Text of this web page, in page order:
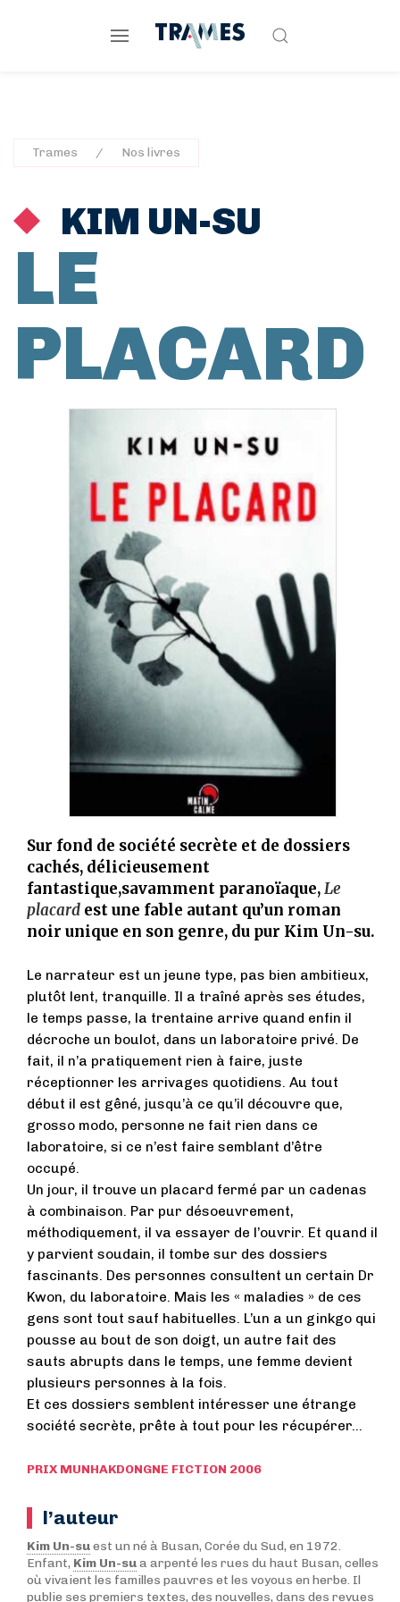
Trames Nos livres
KIM UN-SU
LE
PLACARD
Sur fond de société secrète et de dossiers
cachés, délicieusement
fantastique,savamment paranoïaque,Le
placard est une fable autant qu’un roman
noir unique en son genre, du pur Kim Un-su.
Le narrateur est un jeune type, pas bien ambitieux,
plutôt lent, tranquille. Il a traîné après ses études,
le temps passe, la trentaine arrive quand enfin il
décroche un boulot, dans un laboratoire privé. De
fait, il n’a pratiquement rien à faire, juste
réceptionner les arrivages quotidiens. Au tout
début il est gêné, jusqu’à ce qu’il découvre que,
grosso modo, personne ne fait rien dans ce
laboratoire, si ce n’est faire semblant d’être
occupé.
Un jour, il trouve un placard fermé par un cadenas
à combinaison. Par pur désoeuvrement,
méthodiquement, il va essayer de l’ouvrir. Et quand il
y parvient soudain, il tombe sur des dossiers
fascinants. Des personnes consultent un certain Dr
Kwon, du laboratoire. Mais les « maladies » de ces
gens sont tout sauf habituelles. L’un a un ginkgo qui
pousse au bout de son doigt, un autre fait des
sauts abrupts dans le temps, une femme devient
plusieurs personnes à la fois.
Et ces dossiers semblent intéresser une étrange
société secrète, prête à tout pour les récupérer…
PRIX MUNHAKDONGNE FICTION 2006
l’auteur
Kim Un-suest un né à Busan, Corée du Sud, en 1972.
Enfant, Kim Un-sua arpenté les rues du haut Busan, celles
où vivaient les familles pauvres et les voyous en herbe. Il
publie ses premiers textes, des nouvelles, dans des revues